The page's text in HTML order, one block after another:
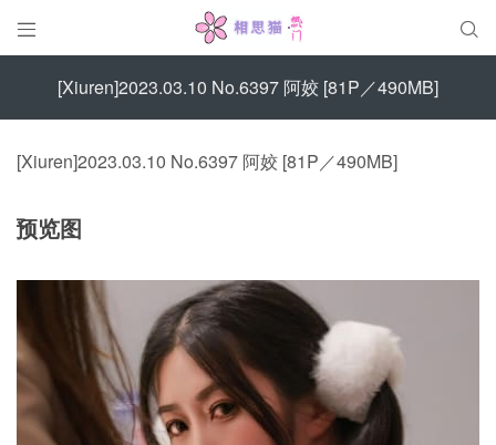
 
[Xiuren]2023.03.10 No.6397 阿姣 [81P／490MB]
[Xiuren]2023.03.10 No.6397 阿姣 [81P／490MB]
预览图